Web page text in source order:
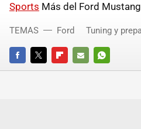
Sports Más del Ford
FACEBOOKTWITTERFLIPBOARD
E-
WHATSAPP
TEMAS Ford Tuning y